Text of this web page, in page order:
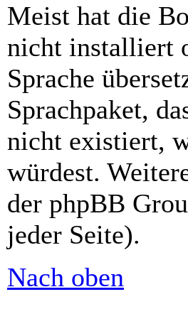
Meist hat die
nicht installiert
Sprache
Sprachpaket,
nicht existiert,
würdest.
der phpBB
jeder Seite).
Nach oben